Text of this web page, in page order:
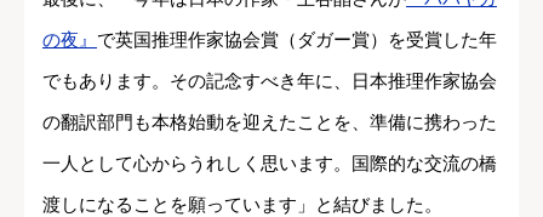
の夜』 で英国推理作家協会賞（ダガー賞）を受賞した年
でもあります。その記念すべき年に、日本推理作家協会
の翻訳部門も本格始動を迎えたことを、準備に携わった
一人として心からうれしく思います。国際的な交流の橋
渡しになることを願っています」と結びました。